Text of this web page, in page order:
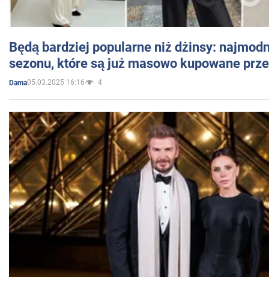
Będą bardziej popularne niż dżinsy:
sezonu, które są już masowo kupowane
Dama05.03.2025 16:16 4